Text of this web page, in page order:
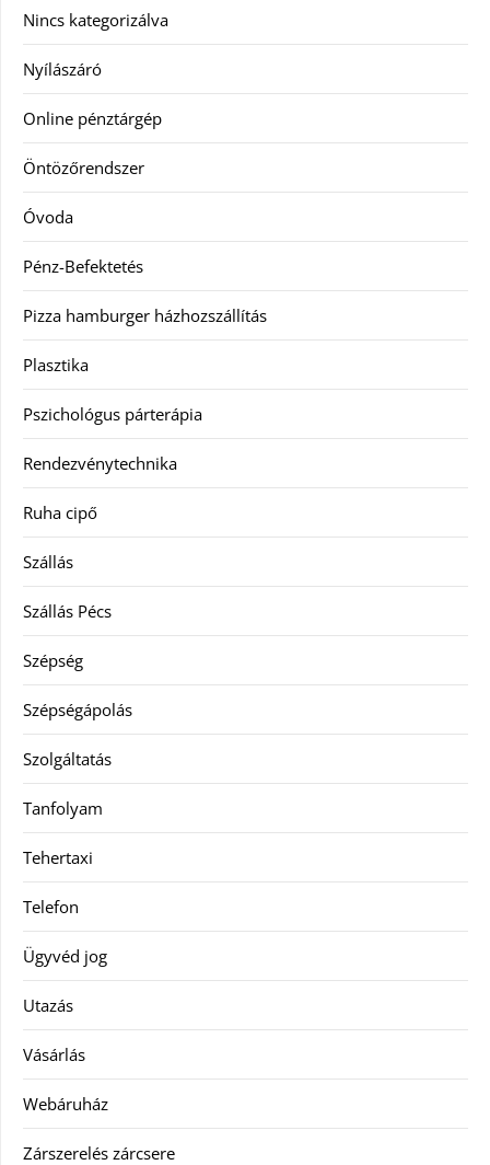
Nincs kategorizálva
Nyílászáró
Online pénztárgép
Öntözőrendszer
Óvoda
Pénz-Befektetés
Pizza hamburger házhozszállítás
Plasztika
Pszichológus párterápia
Rendezvénytechnika
Ruha cipő
Szállás
Szállás Pécs
Szépség
Szépségápolás
Szolgáltatás
Tanfolyam
Tehertaxi
Telefon
Ügyvéd jog
Utazás
Vásárlás
Webáruház
Zárszerelés zárcsere